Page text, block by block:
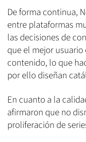
De forma continua,
entre plataformas
las decisiones de
que el mejor
contenido, lo que
por ello diseñan
En cuanto a la
afirmaron que no
proliferación de